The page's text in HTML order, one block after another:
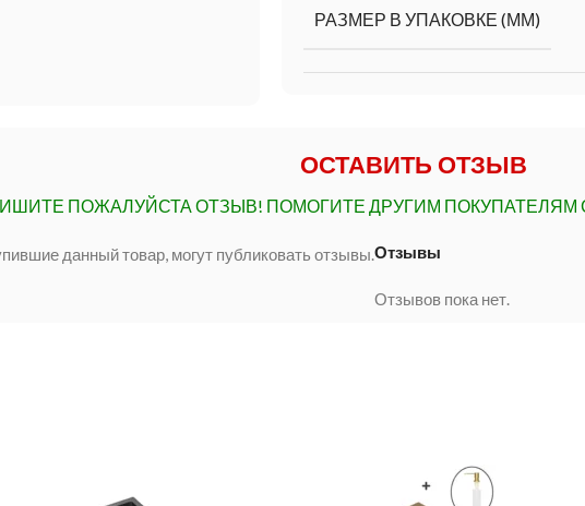
РАЗМЕР В УПАКОВКЕ (ММ)
ОСТАВИТЬ ОТЗЫВ
ПОЖАЛУЙСТА ОТЗЫВ! ПОМОГИТЕ ДРУГИМ
Отзывы
Отзывов пока нет.
данный товар, могут публиковать отзывы.